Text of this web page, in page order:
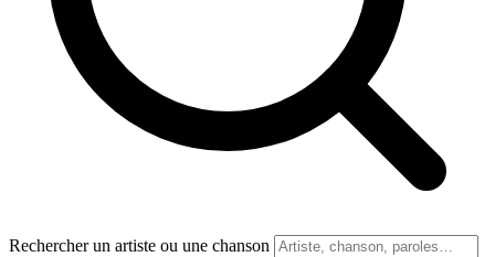
Rechercher un artiste ou une chanson